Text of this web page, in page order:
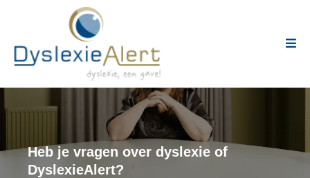
Heb je vragen over dyslexie of
DyslexieAlert?